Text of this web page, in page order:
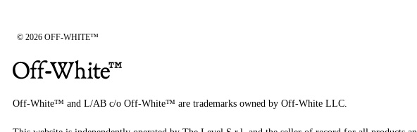
© 2026 OFF-WHITE™
Off-White™ and L/AB c/o Off-White™ are trademarks owned by Off-White LLC.